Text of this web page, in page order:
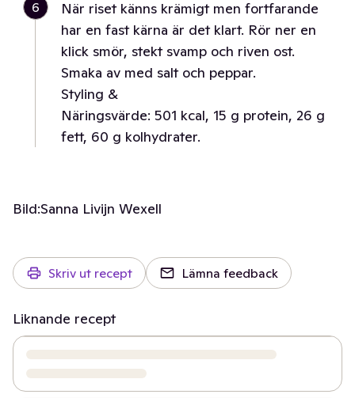
6
När riset känns krämigt men fortfarande
har en fast kärna är det klart. Rör ner en
klick smör, stekt svamp och riven ost.
Smaka av med salt och peppar.
Styling &
Näringsvärde: 501 kcal, 15 g protein, 26 g
fett, 60 g kolhydrater.
Bild:Sanna Livijn Wexell
Skriv ut recept Lämna feedback
Liknande recept